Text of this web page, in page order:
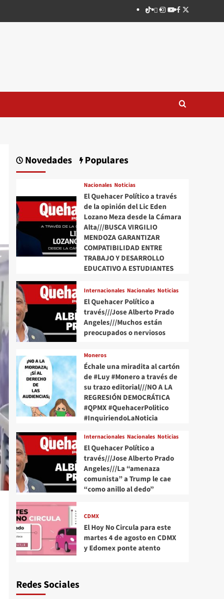
TikTok
threads
Instagram
Youtube
Facebook
X
Novedades Populares
Nacionales Noticias
El Quehacer Político a través
de la opinión del Lic Eden
Lozano Meza desde la Cámara
Alta///BUSCA VIRGILIO
MENDOZA GARANTIZAR
COMPATIBILIDAD ENTRE
TRABAJO Y DESARROLLO
EDUCATIVO A ESTUDIANTES
Internacionales Nacionales Noticias
El Quehacer Político a
través///Jose Alberto Prado
Angeles///Muchos están
preocupados o nerviosos
Moneros
Échale una miradita al cartón
de #Luy #Monero a través de
su trazo editorial///NO A LA
REGRESIÓN DEMOCRÁTICA
#QPMX #QuehacerPolitico
#InquiriendoLaNoticia
Internacionales Nacionales Noticias
El Quehacer Político a
través///Jose Alberto Prado
Angeles///La “amenaza
comunista” a Trump le cae
“como anillo al dedo”
CDMX
El Hoy No Circula para este
martes 4 de agosto en CDMX
y Edomex ponte atento
Redes Sociales